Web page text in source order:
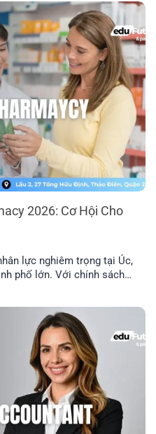
2026: Cơ Hội Cho
lực nghiêm trọng tại Úc,
phố lớn. Với chính sách
ngành hoặc chưa [...]